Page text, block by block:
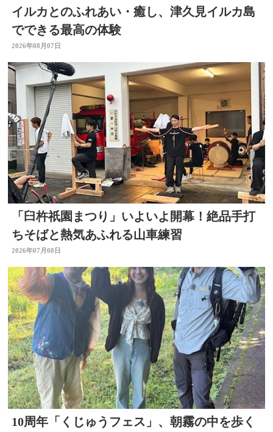
イルカとのふれあい・癒し、津久見イルカ島
でできる最高の体験
2026年08月07日
「臼杵祇園まつり」いよいよ開幕！絶品手打
ちそばと熱気あふれる山車練習
2026年07月08日
10周年「くじゅうフェス」、朝霧の中を歩く